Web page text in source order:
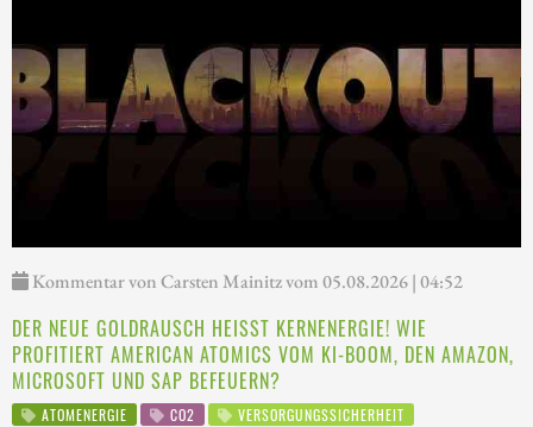
Kommentar von Carsten Mainitz vom 05.08.2026 | 04:52
DER NEUE GOLDRAUSCH HEISST KERNENERGIE! WIE P
ROFITIERT AMERICAN ATOMICS VOM KI-BOOM, DEN AMAZON, M
ICROSOFT UND SAP BEFEUERN?
ATOMENERGIE CO2
VERSORGUNGSSICHERHEIT